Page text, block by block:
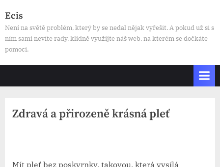
to
content
Ecis
Není na světě problém, který by se nedal nějak vyřešit. A pokud už si s
ním sami nevíte rady, klidně využijte náš web, na kterém se dočkáte
pomoci.
Zdravá a přirozeně krásná pleť
Mít pleť bez poskvrnky, takovou, která vysílá